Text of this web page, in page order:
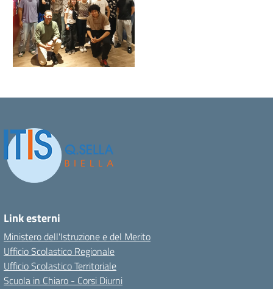
Link esterni
Ministero dell'Istruzione e del Merito
Ufficio Scolastico Regionale
Ufficio Scolastico Territoriale
Scuola in Chiaro - Corsi Diurni